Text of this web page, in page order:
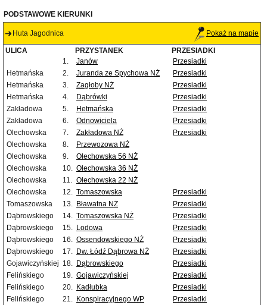
PODSTAWOWE KIERUNKI
Huta Jagodnica Pokaż na mapie
ULICA PRZYSTANEK
PRZESIADKI
1.
Janów
Przesiadki
Hetmańska
2. Juranda ze Spychowa NŻ
Przesiadki
Hetmańska
3. Zagłoby NŻ
Przesiadki
Hetmańska
4. Dąbrówki
Przesiadki
Zakładowa
5. Hetmańska
Przesiadki
Zakładowa
6. Odnowiciela
Przesiadki
Olechowska
7. Zakładowa NŻ
Przesiadki
Olechowska
8.
Przewozowa NŻ
Olechowska
9.
Olechowska 56 NŻ
Olechowska
10. Olechowska 36 NŻ
Olechowska
11. Olechowska 22 NŻ
Olechowska
12. Tomaszowska
Przesiadki
Tomaszowska
13. Bławatna NŻ
Przesiadki
Dąbrowskiego
14. Tomaszowska NŻ
Przesiadki
Dąbrowskiego
15. Lodowa
Przesiadki
Dąbrowskiego
16. Ossendowskiego NŻ
Przesiadki
Dąbrowskiego
17. Dw. Łódź Dąbrowa NŻ
Przesiadki
Gojawiczyńskiej 18. Dąbrowskiego
Przesiadki
Felińskiego
19. Gojawiczyńskiej
Przesiadki
Felińskiego
20. Kadłubka
Przesiadki
Felińskiego
21. Konspiracyjnego WP
Przesiadki